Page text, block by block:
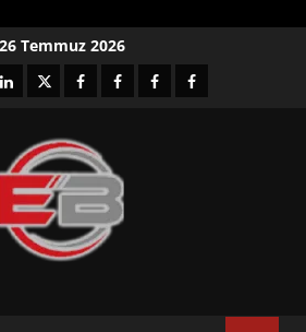
26 Temmuz 2026
LinkedIntwitterfacebook-Facebook-
Facebook-Facebook-